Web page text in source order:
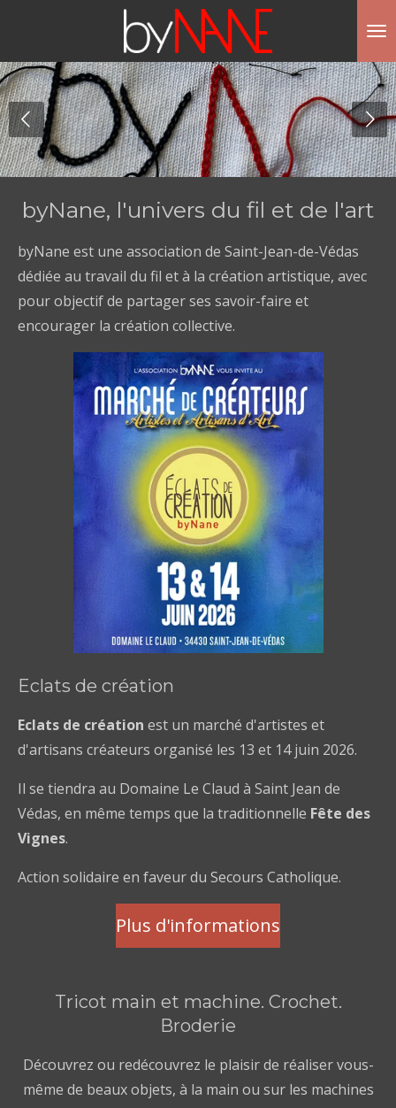
contenu
principal
byNane, l'univers du fil et de l'art
byNane est une association de Saint-Jean-de-Védas
dédiée au travail du fil et à la création artistique, avec
pour objectif de partager ses savoir-faire et
encourager la création collective.
Eclats de création
Eclats de création est un marché d'artistes et
d'artisans créateurs organisé les 13 et 14 juin 2026.
Il se tiendra au Domaine Le Claud à Saint Jean de
Védas, en même temps que la traditionnelle Fête des
Vignes.
Action solidaire en faveur du Secours Catholique.
Plus d'informations
Tricot main et machine. Crochet.
Broderie
Découvrez ou redécouvrez le plaisir de réaliser vous-
même de beaux objets, à la main ou sur les machines